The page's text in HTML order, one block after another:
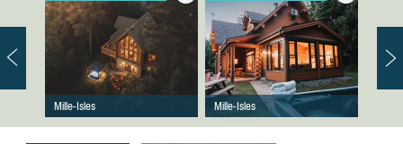
Mille-Isles Mille-Isles